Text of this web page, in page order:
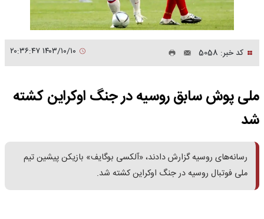
کد خبر: 5058
ملی‌ پوش سابق روسیه در جنگ اوکراین کشته
شد
رسانه‌های روسیه گزارش دادند، «آلکسی بوگایف» بازیکن پیشین تیم
ملی فوتبال روسیه در جنگ اوکراین کشته شد.